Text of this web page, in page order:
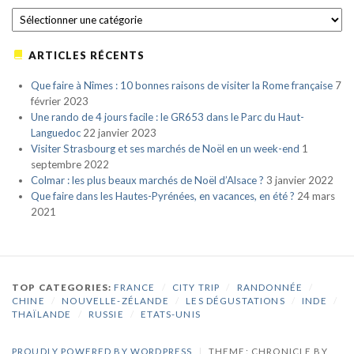
CATÉGORIES
ARTICLES RÉCENTS
Que faire à Nîmes : 10 bonnes raisons de visiter la Rome française 7
février 2023
Une rando de 4 jours facile : le GR653 dans le Parc du Haut-
Languedoc 22 janvier 2023
Visiter Strasbourg et ses marchés de Noël en un week-end 1
septembre 2022
Colmar : les plus beaux marchés de Noël d’Alsace ? 3 janvier 2022
Que faire dans les Hautes-Pyrénées, en vacances, en été ? 24 mars
2021
TOP CATEGORIES:FRANCE CITY TRIP RANDONNÉE
CHINE
NOUVELLE-ZÉLANDE LES DÉGUSTATIONS INDE
THAÏLANDE
RUSSIE ETATS-UNIS
PROUDLY POWERED BY WORDPRESS THEME: CHRONICLE BY